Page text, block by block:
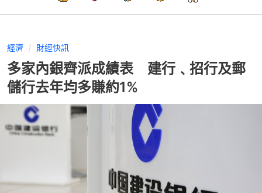
經濟 財經快訊
多家內銀齊派成績表 建行﹑招行及郵
儲行去年均多賺約1%